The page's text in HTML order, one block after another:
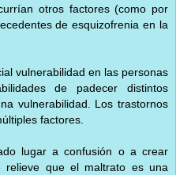
otros factores (como por
de esquizofrenia en la
vulnerabilidad en las personas
de padecer distintos
vulnerabilidad. Los trastornos
factores.
lugar a confusión o a crear
relieve que el maltrato es una